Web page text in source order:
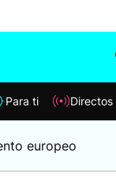
Para ti Directos
europeo